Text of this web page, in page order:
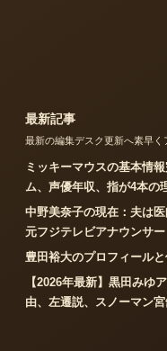
最新記事
最新の編集デスク更新へ素早く
ミッキーマウスの基本情
ム、声優年収、指が4本の
中野美奈子の現在：夫は
元フジテレビアナウンサー
豊田裕大のプロフィール
【2026年最新】黒田みゆ
由、左遷説、スノーマン